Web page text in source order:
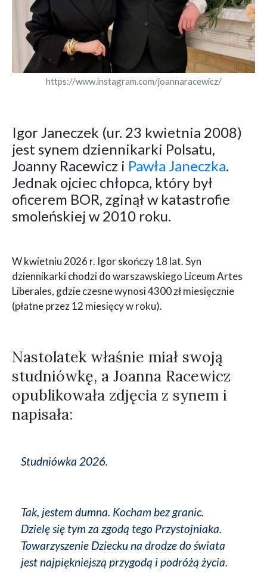
https://www.instagram.com/joannaracewicz/
Igor Janeczek (ur. 23 kwietnia 2008)
jest synem dziennikarki Polsatu,
Joanny Racewicz i Pawła Janeczka.
Jednak ojciec chłopca, który był
oficerem BOR, zginął w katastrofie
smoleńskiej w 2010 roku.
W kwietniu 2026 r. Igor skończy 18 lat. Syn
dziennikarki chodzi do warszawskiego Liceum Artes
Liberales, gdzie czesne wynosi 4300 zł miesięcznie
(płatne przez 12 miesięcy w roku).
Nastolatek właśnie miał swoją
studniówkę, a Joanna Racewicz
opublikowała zdjęcia z synem i
napisała:
Studniówka 2026.
Tak, jestem dumna. Kocham bez granic.
Dzielę się tym za zgodą tego Przystojniaka.
Towarzyszenie Dziecku na drodze do świata
jest najpiękniejszą przygodą i podróżą życia.